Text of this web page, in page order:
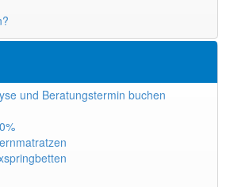
und Beratungstermin buchen